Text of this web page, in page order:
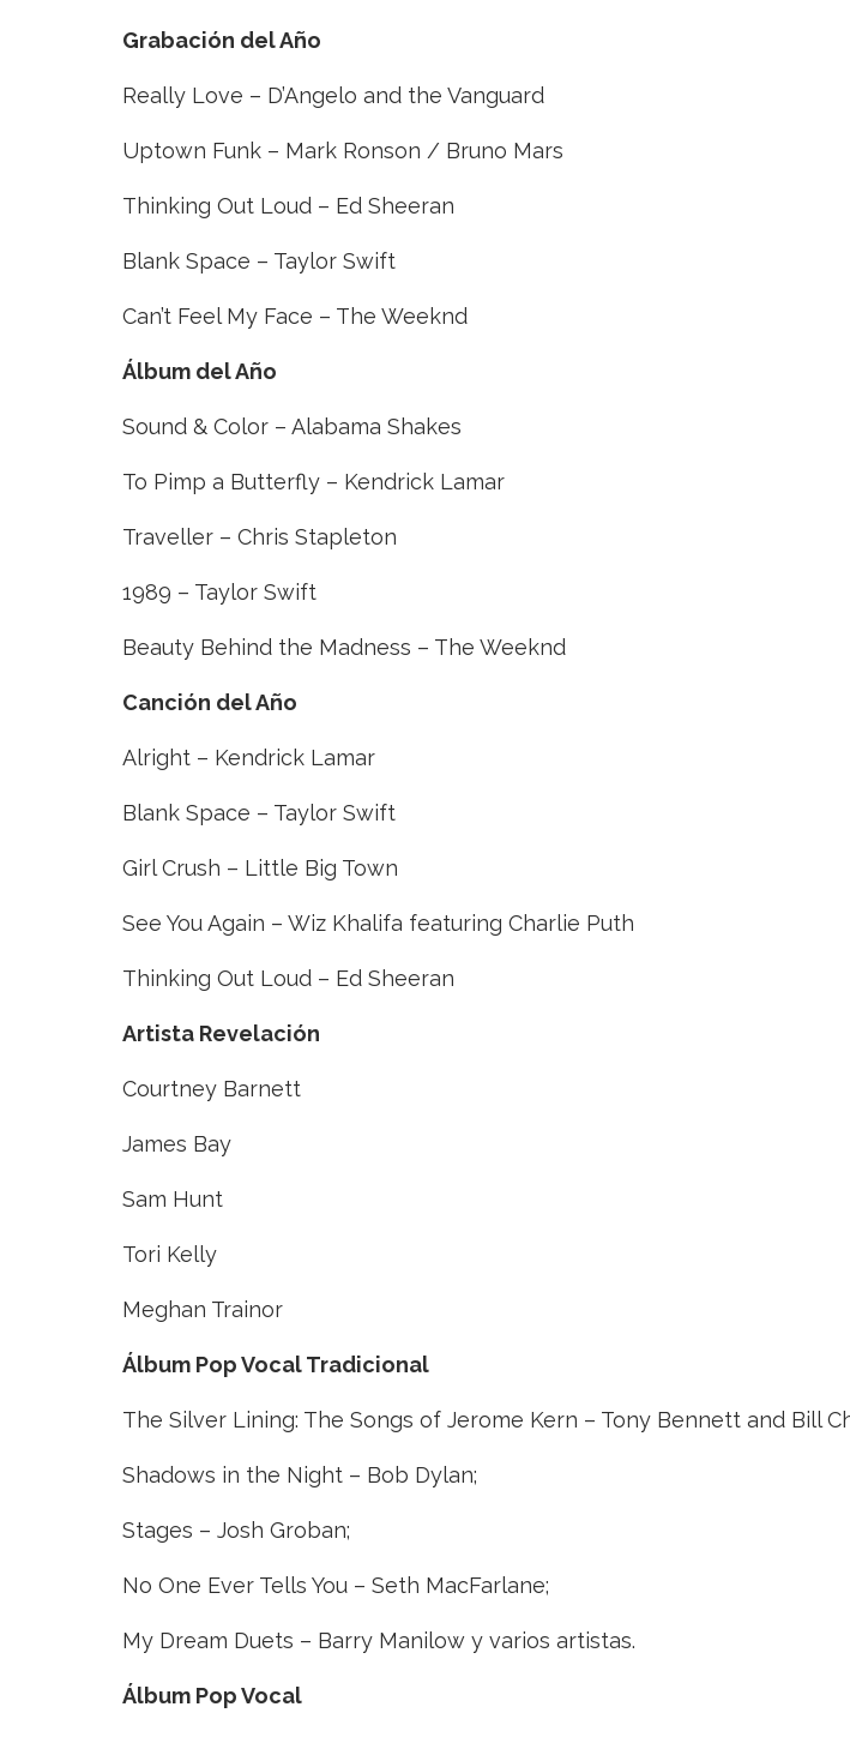
Grabación del Año
Really Love – D’Angelo and the Vanguard
Uptown Funk – Mark Ronson / Bruno Mars
Thinking Out Loud – Ed Sheeran
Blank Space – Taylor Swift
Can’t Feel My Face – The Weeknd
Álbum del Año
Sound & Color – Alabama Shakes
To Pimp a Butterfly – Kendrick Lamar
Traveller – Chris Stapleton
1989 – Taylor Swift
Beauty Behind the Madness – The Weeknd
Canción del Año
Alright – Kendrick Lamar
Blank Space – Taylor Swift
Girl Crush – Little Big Town
See You Again – Wiz Khalifa featuring Charlie Puth
Thinking Out Loud – Ed Sheeran
Artista Revelación
Courtney Barnett
James Bay
Sam Hunt
Tori Kelly
Meghan Trainor
Álbum Pop Vocal Tradicional
The Silver Lining: The Songs of Jerome Kern – Tony Bennett and Bill
Shadows in the Night – Bob Dylan;
Stages – Josh Groban;
No One Ever Tells You – Seth MacFarlane;
My Dream Duets – Barry Manilow y varios artistas.
Álbum Pop Vocal